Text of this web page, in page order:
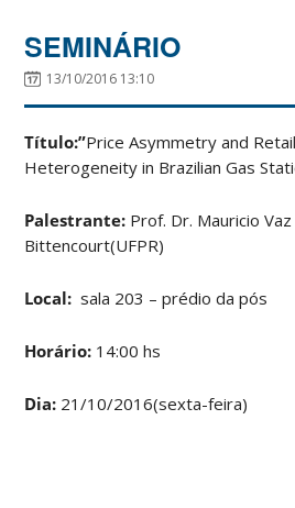
SEMINÁRIO
13/10/2016 13:10
Título:”Price Asymmetry and
Heterogeneity in Brazilian Gas
Palestrante: Prof. Dr. Mauricio
Bittencourt(UFPR)
Local:sala 203 – prédio da pós
Horário: 14:00 hs
Dia: 21/10/2016(sexta-feira)